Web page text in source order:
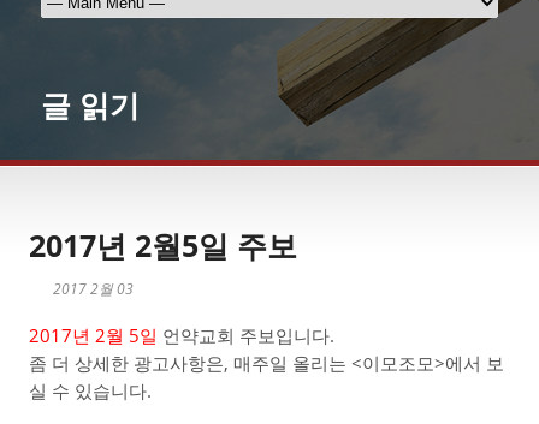
글 읽기
2017년 2월5일 주보
2017 2월 03
2017년 2월 5일 언약교회 주보입니다.
좀 더 상세한 광고사항은, 매주일 올리는 <이모조모>에서 보
실 수 있습니다.